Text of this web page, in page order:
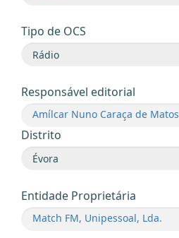
Tipo de OCS
Responsável editorial
Amílcar Nuno Caraça de Matos
Distrito
Entidade Proprietária
Match FM, Unipessoal, Lda.